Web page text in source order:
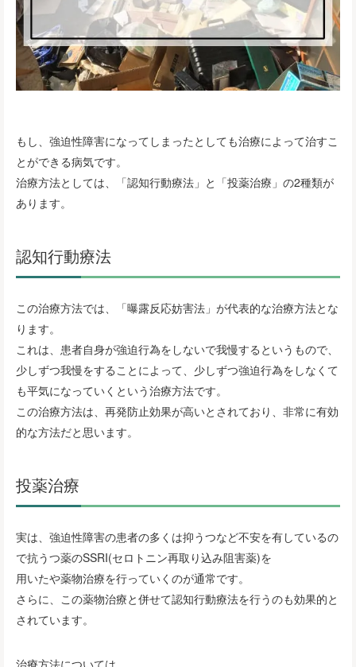
もし、強迫性障害になってしまったとしても治療によって治すこ
とができる病気です。
治療方法としては、「認知行動療法」と「投薬治療」の2種類が
あります。
認知行動療法
この治療方法では、「曝露反応妨害法」が代表的な治療方法とな
ります。
これは、患者自身が強迫行為をしないで我慢するというもので、
少しずつ我慢をすることによって、少しずつ強迫行為をしなくて
も平気になっていくという治療方法です。
この治療方法は、再発防止効果が高いとされており、非常に有効
的な方法だと思います。
投薬治療
実は、強迫性障害の患者の多くは抑うつなど不安を有しているの
で抗うつ薬のSSRI(セロトニン再取り込み阻害薬)を
用いたや薬物治療を行っていくのが通常です。
さらに、この薬物治療と併せて認知行動療法を行うのも効果的と
されています。
治療方法については、